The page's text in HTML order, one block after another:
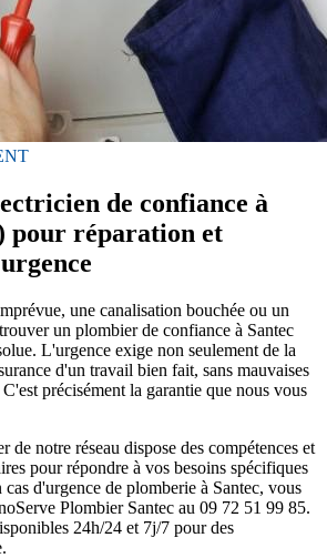
de confiance à
pour réparation et
une canalisation bouchée ou un
un plombier de confiance à Santec
L'urgence exige non seulement de la
d'un travail bien fait, sans mauvaises
précisément la garantie que nous vous
de notre réseau dispose des compétences et
pour répondre à vos besoins spécifiques
d'urgence de plomberie à Santec, vous
Plombier Santec au 09 72 51 99 85.
24h/24 et 7j/7 pour des